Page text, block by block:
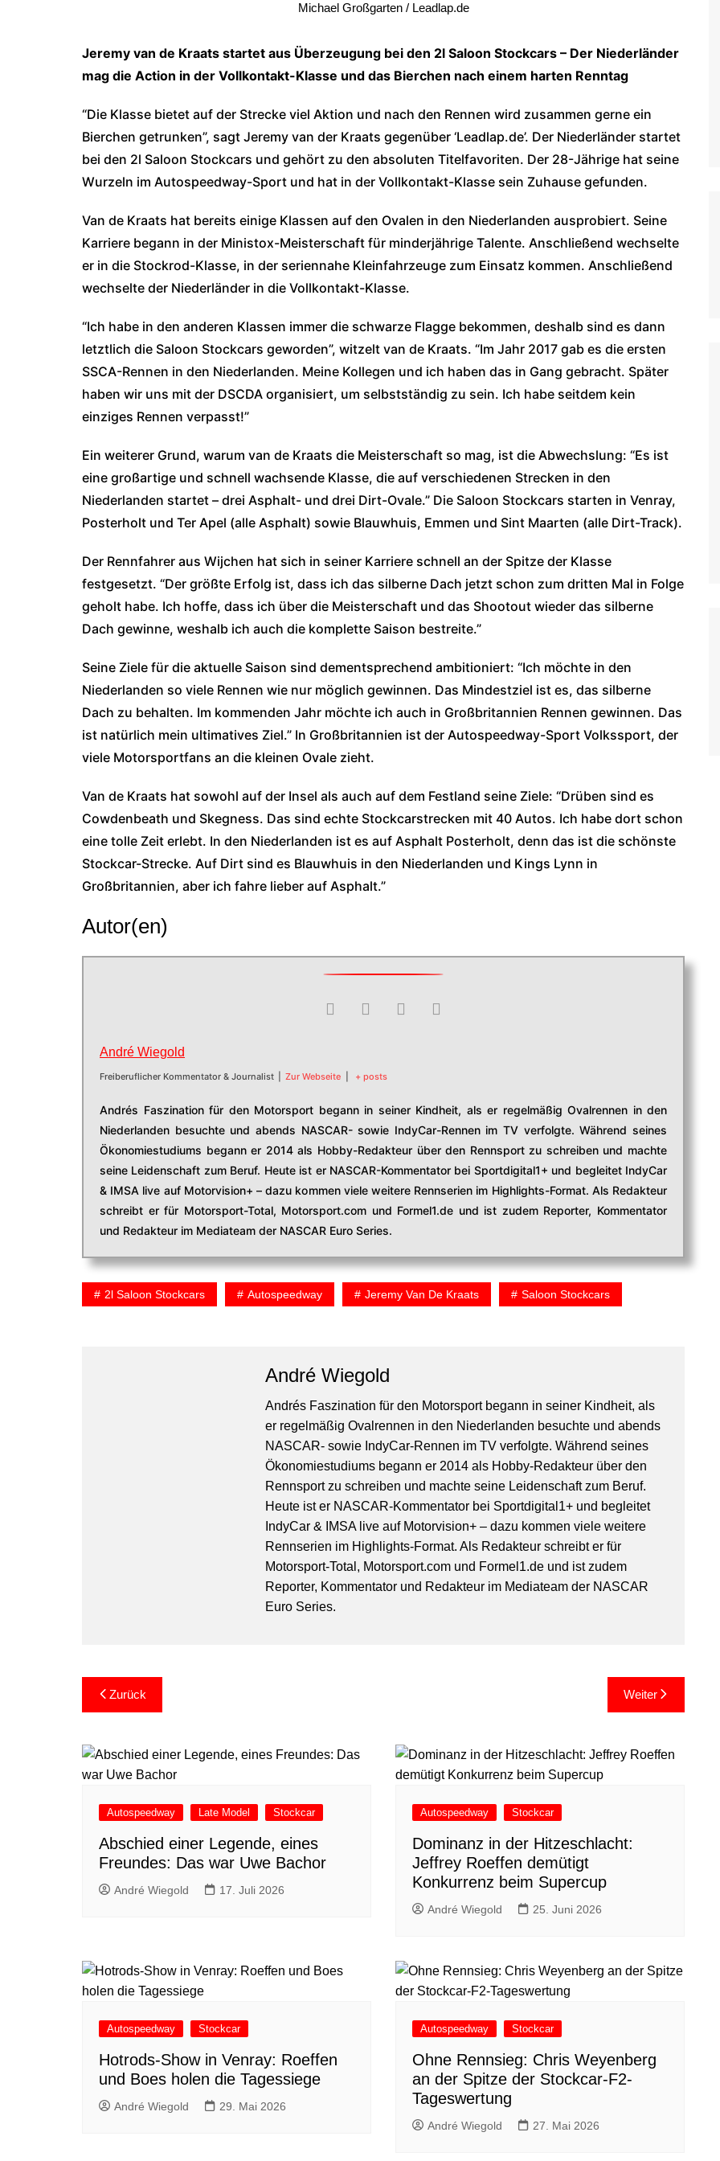
Michael Großgarten / Leadlap.de
Jeremy van de Kraats startet aus Überzeugung bei den 2l Saloon Stockcars – Der Niederländer
mag die Action in der Vollkontakt-Klasse und das Bierchen nach einem harten Renntag
“Die Klasse bietet auf der Strecke viel Aktion und nach den Rennen wird zusammen gerne ein
Bierchen getrunken”, sagt Jeremy van der Kraats gegenüber ‘Leadlap.de’. Der Niederländer startet
bei den 2l Saloon Stockcars und gehört zu den absoluten Titelfavoriten. Der 28-Jährige hat seine
Wurzeln im Autospeedway-Sport und hat in der Vollkontakt-Klasse sein Zuhause gefunden.
Van de Kraats hat bereits einige Klassen auf den Ovalen in den Niederlanden ausprobiert. Seine
Karriere begann in der Ministox-Meisterschaft für minderjährige Talente. Anschließend wechselte
er in die Stockrod-Klasse, in der seriennahe Kleinfahrzeuge zum Einsatz kommen. Anschließend
wechselte der Niederländer in die Vollkontakt-Klasse.
“Ich habe in den anderen Klassen immer die schwarze Flagge bekommen, deshalb sind es dann
letztlich die Saloon Stockcars geworden”, witzelt van de Kraats. “Im Jahr 2017 gab es die ersten
SSCA-Rennen in den Niederlanden. Meine Kollegen und ich haben das in Gang gebracht. Später
haben wir uns mit der DSCDA organisiert, um selbstständig zu sein. Ich habe seitdem kein
einziges Rennen verpasst!”
Ein weiterer Grund, warum van de Kraats die Meisterschaft so mag, ist die Abwechslung: “Es ist
eine großartige und schnell wachsende Klasse, die auf verschiedenen Strecken in den
Niederlanden startet – drei Asphalt- und drei Dirt-Ovale.” Die Saloon Stockcars starten in Venray,
Posterholt und Ter Apel (alle Asphalt) sowie Blauwhuis, Emmen und Sint Maarten (alle Dirt-Track).
Der Rennfahrer aus Wijchen hat sich in seiner Karriere schnell an der Spitze der Klasse
festgesetzt. “Der größte Erfolg ist, dass ich das silberne Dach jetzt schon zum dritten Mal in Folge
geholt habe. Ich hoffe, dass ich über die Meisterschaft und das Shootout wieder das silberne
Dach gewinne, weshalb ich auch die komplette Saison bestreite.”
Seine Ziele für die aktuelle Saison sind dementsprechend ambitioniert: “Ich möchte in den
Niederlanden so viele Rennen wie nur möglich gewinnen. Das Mindestziel ist es, das silberne
Dach zu behalten. Im kommenden Jahr möchte ich auch in Großbritannien Rennen gewinnen. Das
ist natürlich mein ultimatives Ziel.” In Großbritannien ist der Autospeedway-Sport Volkssport, der
viele Motorsportfans an die kleinen Ovale zieht.
Van de Kraats hat sowohl auf der Insel als auch auf dem Festland seine Ziele: “Drüben sind es
Cowdenbeath und Skegness. Das sind echte Stockcarstrecken mit 40 Autos. Ich habe dort schon
eine tolle Zeit erlebt. In den Niederlanden ist es auf Asphalt Posterholt, denn das ist die schönste
Stockcar-Strecke. Auf Dirt sind es Blauwhuis in den Niederlanden und Kings Lynn in
Großbritannien, aber ich fahre lieber auf Asphalt.”
Autor(en)
André Wiegold
Freiberuflicher Kommentator & Journalist Zur Webseite + posts
Andrés Faszination für den Motorsport begann in seiner Kindheit, als er regelmäßig Ovalrennen in den
Niederlanden besuchte und abends NASCAR- sowie IndyCar-Rennen im TV verfolgte. Während seines
Ökonomiestudiums begann er 2014 als Hobby-Redakteur über den Rennsport zu schreiben und machte
seine Leidenschaft zum Beruf. Heute ist er NASCAR-Kommentator bei Sportdigital1+ und begleitet IndyCar
& IMSA live auf Motorvision+ – dazu kommen viele weitere Rennserien im Highlights-Format. Als Redakteur
schreibt er für Motorsport-Total, Motorsport.com und Formel1.de und ist zudem Reporter, Kommentator
und Redakteur im Mediateam der NASCAR Euro Series.
2l Saloon Stockcars Autospeedway Jeremy Van De Kraats Saloon Stockcars
André Wiegold
Andrés Faszination für den Motorsport begann in seiner Kindheit, als
er regelmäßig Ovalrennen in den Niederlanden besuchte und abends
NASCAR- sowie IndyCar-Rennen im TV verfolgte. Während seines
Ökonomiestudiums begann er 2014 als Hobby-Redakteur über den
Rennsport zu schreiben und machte seine Leidenschaft zum Beruf.
Heute ist er NASCAR-Kommentator bei Sportdigital1+ und begleitet
IndyCar & IMSA live auf Motorvision+ – dazu kommen viele weitere
Rennserien im Highlights-Format. Als Redakteur schreibt er für
Motorsport-Total, Motorsport.com und Formel1.de und ist zudem
Reporter, Kommentator und Redakteur im Mediateam der NASCAR
Euro Series.
Beitragsnavigation
Zurück Weiter
Autospeedway Late Model Stockcar
Abschied einer Legende, eines
Freundes: Das war Uwe Bachor
André Wiegold 17. Juli 2026
Autospeedway Stockcar
Dominanz in der Hitzeschlacht:
Jeffrey Roeffen demütigt
Konkurrenz beim Supercup
André Wiegold 25. Juni 2026
Autospeedway Stockcar
Hotrods-Show in Venray: Roeffen
und Boes holen die Tagessiege
André Wiegold 29. Mai 2026
Autospeedway Stockcar
Ohne Rennsieg: Chris Weyenberg
an der Spitze der Stockcar-F2-
Tageswertung
André Wiegold 27. Mai 2026